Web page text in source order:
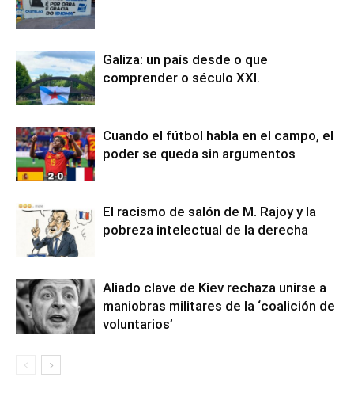
Galiza: un país desde o que
comprender o século XXI.
Cuando el fútbol habla en el campo, el
poder se queda sin argumentos
El racismo de salón de M. Rajoy y la
pobreza intelectual de la derecha
Aliado clave de Kiev rechaza unirse a
maniobras militares de la ‘coalición de
voluntarios’